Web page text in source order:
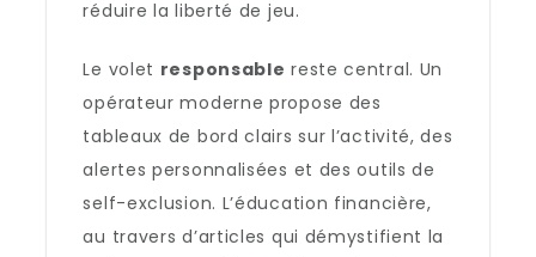
réduire la liberté de jeu.
Le volet responsable reste central. Un
opérateur moderne propose des
tableaux de bord clairs sur l’activité, des
alertes personnalisées et des outils de
self-exclusion. L’éducation financière,
au travers d’articles qui démystifient la